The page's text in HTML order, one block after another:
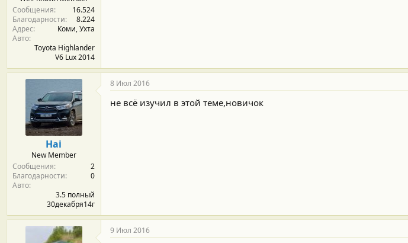
Сообщения
16.524
Благодарности
8.224
Адрес
Коми, Ухта
Авто
Toyota Highlander
V6 Lux 2014
Hai
New Member
Сообщения
2
Благодарности
0
Авто
3.5 полный
30декабря14г
8 Июл 2016
не всё изучил в этой теме,новичок
9 Июл 2016